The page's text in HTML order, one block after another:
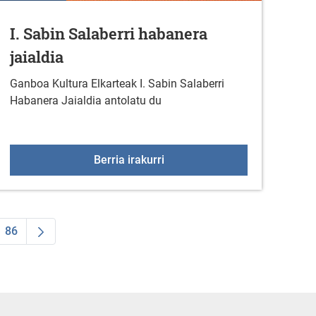
bideoforuma antolatu du
I. Sabin Salaberri habanera
jaialdia
Ganboa Kultura Elkarteak I. Sabin Salaberri
Habanera Jaialdia antolatu du
Berria irakurriI. Sabin Salaberri habanera
Pages Use TAB to navigate.
Orrialdea
86